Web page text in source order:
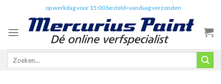
content
op werkdag voor 15:00 besteld=vandaag verzonden
Zoeken